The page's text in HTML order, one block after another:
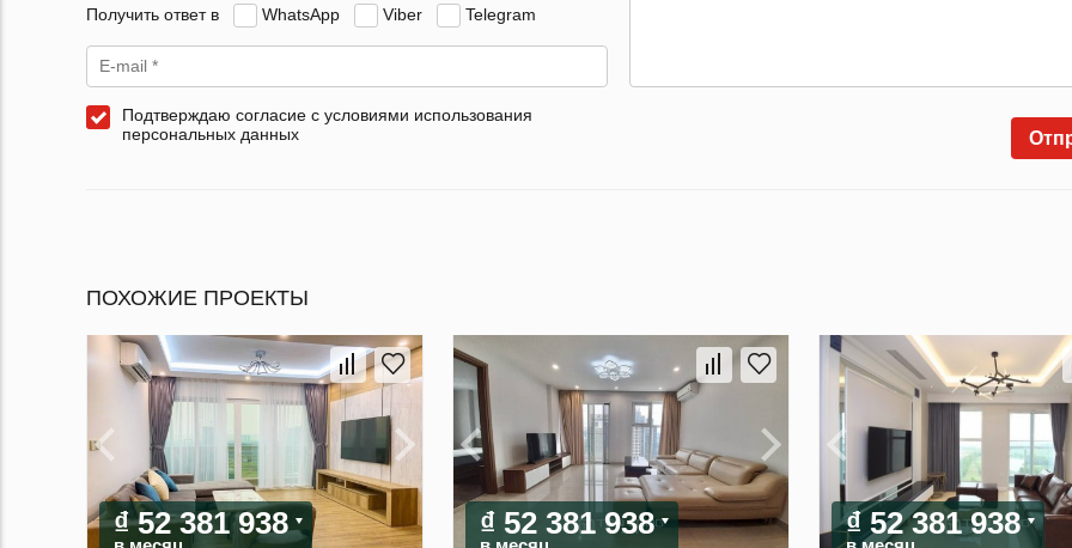
Получить ответ в WhatsApp Viber Telegram
Подтверждаю согласие с условиями использования
персональных данных
ПОХОЖИЕ ПРОЕКТЫ
₫ 52 381 938 ₫ 52 381 938 ₫ 52 381 938